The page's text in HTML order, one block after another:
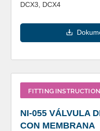
DCX3, DCX4
FITTING
NI-055 VÁLVULA
CON MEMBRANA